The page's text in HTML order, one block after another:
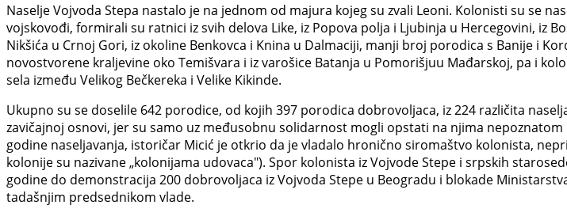
Naselje Vojvoda Stepa nastalo je na jednom od majura kojeg su zvali Leoni. Kolonisti su se
vojskovođi, formirali su ratnici iz svih delova Like, iz Popova polja i Ljubinja u Hercegovini, iz
Nikšića u Crnoj Gori, iz okoline Benkovca i Knina u Dalmaciji, manji broj porodica s Banije i
novostvorene kraljevine oko Temišvara i iz varošice Batanja u Pomorišjuu Mađarskoj, pa i
sela između Velikog Bečkereka i Velike Kikinde.
Ukupno su se doselile 642 porodice, od kojih 397 porodica dobrovoljaca, iz 224 različita
zavičajnoj osnovi, jer su samo uz međusobnu solidarnost mogli opstati na njima
godine naseljavanja, istoričar Micić je otkrio da je vladalo hronično siromaštvo kolonista,
kolonije su nazivane „kolonijama udovaca"). Spor kolonista iz Vojvode Stepe i srpskih
godine do demonstracija 200 dobrovoljaca iz Vojvoda Stepe u Beogradu i blokade
tadašnjim predsednikom vlade.